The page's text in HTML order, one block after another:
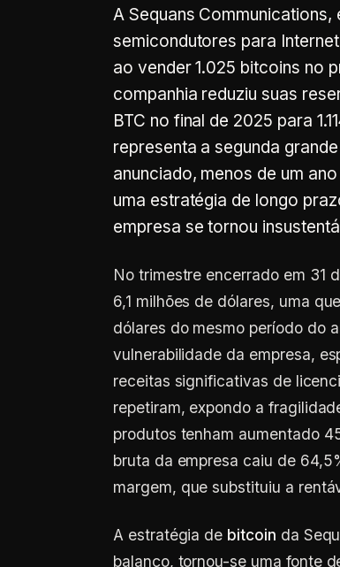
A Sequans
semicondutores para
ao vender 1.025 bitcoins no
companhia reduziu suas
BTC no final de 2025 para
representa a segunda
anunciado, menos de um
uma estratégia de longo
empresa se tornou
No trimestre encerrado em 31
6,1 milhões de dólares, uma
dólares do mesmo período do
vulnerabilidade da empresa,
receitas significativas de
repetiram, expondo a
produtos tenham aumentado
bruta da empresa caiu de
margem, que substituiu a
A estratégia de bitcoin da
balanço, tornou-se uma fonte